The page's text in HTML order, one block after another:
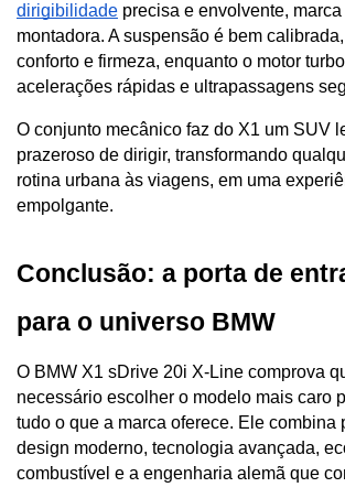
dirigibilidade precisa e envolvente,
montadora. A suspensão é bem
conforto e firmeza, enquanto o motor
acelerações rápidas e ultrapassagens
O conjunto mecânico faz do X1 um SUV
prazeroso de dirigir, transformando
rotina urbana às viagens, em uma
empolgante.
Conclusão: a porta de
para o universo BMW
O BMW X1 sDrive 20i X-Line comprova
necessário escolher o modelo mais caro
tudo o que a marca oferece. Ele combina
design moderno, tecnologia avançada,
combustível e a engenharia alemã que